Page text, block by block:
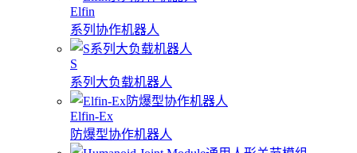
Elfin
系列协作机器人
S
系列大负载机器人
Elfin-Ex
防爆型协作机器人